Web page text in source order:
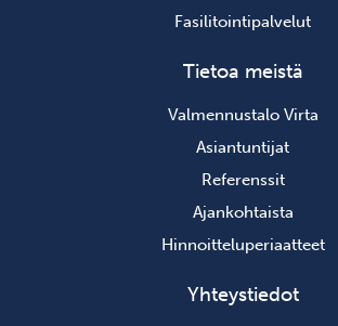
Fasilitointipalvelut
Tietoa meistä
Valmennustalo Virta
Asiantuntijat
Referenssit
Ajankohtaista
Hinnoitteluperiaatteet
Yhteystiedot